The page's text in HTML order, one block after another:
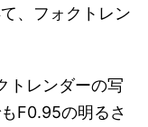
、フォクトレン
トレンダーの写
F0.95の明るさ